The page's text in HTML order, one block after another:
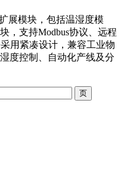
展模块，包括温湿度模
，支持Modbus协议、远程
用紧凑设计，兼容工业物
度控制、自动化产线及分